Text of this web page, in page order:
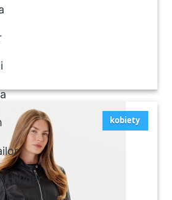
Hilfiger
kobiety